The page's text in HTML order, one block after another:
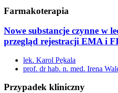
Farmakoterapia
Nowe substancje czynne w
przegląd rejestracji EMA i
lek. Karol Pękala
prof. dr hab. n. med. Irena
Przypadek kliniczny